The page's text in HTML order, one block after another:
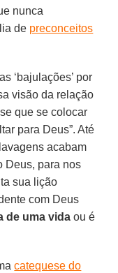
nunca
de preconceitos
‘bajulações’ por
visão da relação
que se colocar
para Deus”. Até
acabam
Deus, para nos
sua lição
com Deus
de uma vida ou é
catequese do